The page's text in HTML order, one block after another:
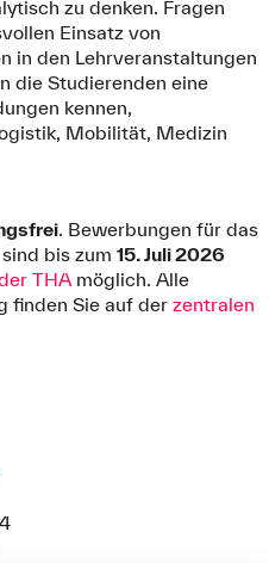
zu denken. Fragen
Einsatz von
in den Lehrveranstaltungen
die Studierenden eine
kennen,
Mobilität, Medizin
. Bewerbungen für das
bis zum 15. Juli 2026
THAmöglich. Alle
finden Sie auf der zentralen